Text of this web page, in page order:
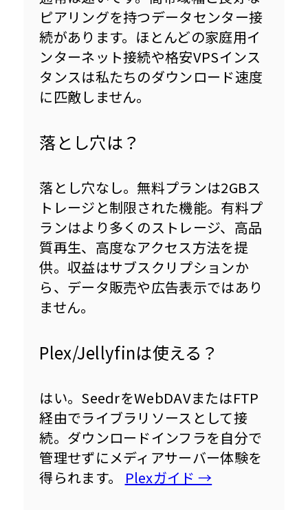
ピアリングを持つデータセンター接
続があります。ほとんどの家庭用イ
ンターネット接続や格安VPSインス
タンスは私たちのダウンロード速度
に匹敵しません。
落とし穴は？
落とし穴なし。無料プランは2GBス
トレージと制限された機能。有料プ
ランはより多くのストレージ、高品
質再生、高度なアクセス方法を提
供。収益はサブスクリプションか
ら、データ販売や広告表示ではあり
ません。
Plex/Jellyfinは使える？
はい。SeedrをWebDAVまたはFTP
経由でライブラリソースとして接
続。ダウンロードインフラを自分で
管理せずにメディアサーバー体験を
得られます。 Plexガイド →